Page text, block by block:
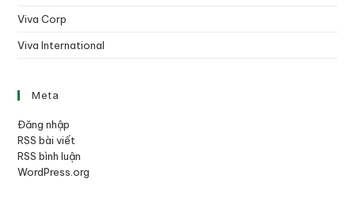
Viva Corp
Viva International
Meta
Đăng nhập
RSS bài viết
RSS bình luận
WordPress.org